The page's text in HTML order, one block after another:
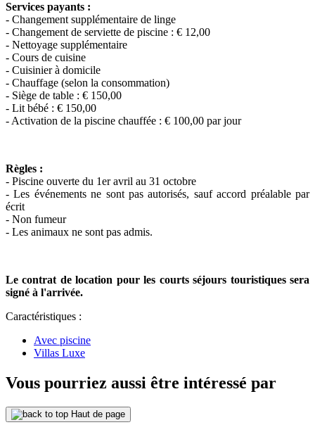
Services payants :
- Changement supplémentaire de linge
- Changement de serviette de piscine : € 12,00
- Nettoyage supplémentaire
- Cours de cuisine
- Cuisinier à domicile
- Chauffage (selon la consommation)
- Siège de table : € 150,00
- Lit bébé : € 150,00
- Activation de la piscine chauffée : € 100,00 par jour
Règles :
- Piscine ouverte du 1er avril au 31 octobre
- Les événements ne sont pas autorisés, sauf accord préalable par
écrit
- Non fumeur
- Les animaux ne sont pas admis.
Le contrat de location pour les courts séjours touristiques sera
signé à l'arrivée.
Caractéristiques :
Avec piscine
Villas Luxe
Vous pourriez aussi être intéressé par
Haut de page